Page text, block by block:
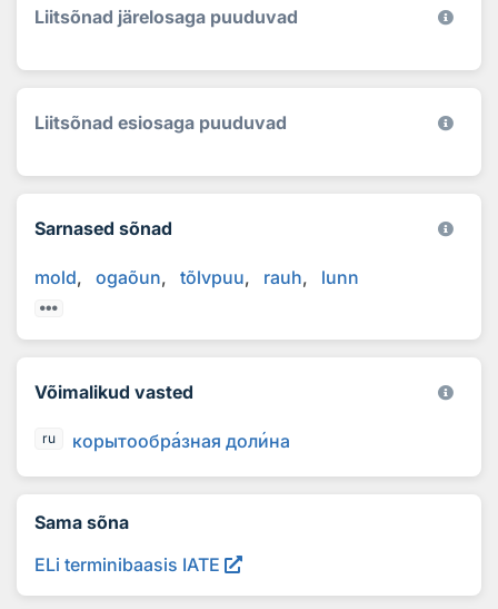
Liitsõnad järelosaga puuduvad
Liitsõnad esiosaga puuduvad
Sarnased sõnad
mold ogaõun tõlvpuu rauh lunn
Võimalikud vasted
ru корытообразная долина
Sama sõna
ELi terminibaasis IATE